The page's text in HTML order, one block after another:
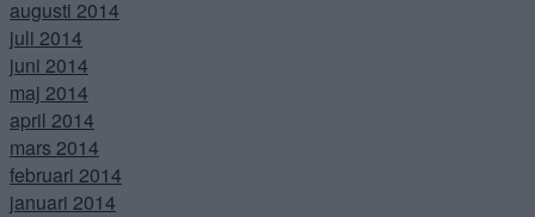
augusti 2014
juli 2014
juni 2014
maj 2014
april 2014
mars 2014
februari 2014
januari 2014